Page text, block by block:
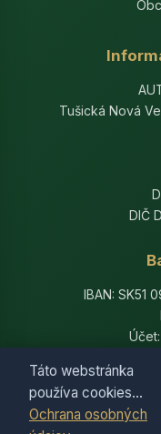
Táto webstránka
používa cookies...
Ochrana osobných
Tušická Nová
DIČ
IBAN: SK51